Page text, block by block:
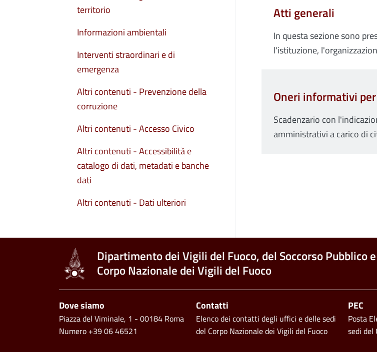
Atti generali
In questa sezione sono
l'istituzione,
Oneri informativi
Scadenzario con
amministrativi a carico di
territorio
Informazioni ambientali
Interventi straordinari e di
emergenza
Altri contenuti - Prevenzione della
corruzione
Altri contenuti - Accesso Civico
Altri contenuti - Accessibilità e
catalogo di dati, metadati e banche
dati
Altri contenuti - Dati ulteriori
Dipartimento dei Vigili del Fuoco, del Soccorso Pubblico
Corpo Nazionale dei Vigili del Fuoco
Piè di pagina
Dove siamo
Piazza del Viminale, 1 - 00184 Roma
Numero +39 06 46521
Contatti
Elenco dei contatti degli uffici e delle sedi
del Corpo Nazionale dei Vigili del Fuoco
PEC
Posta
sedi del